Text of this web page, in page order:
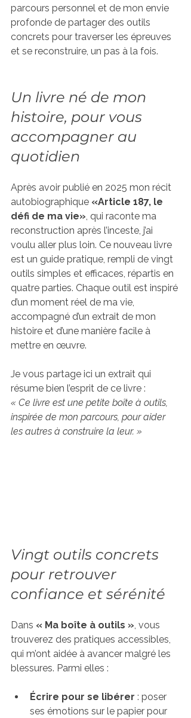
parcours personnel et de mon envie
profonde de partager des outils
concrets pour traverser les épreuves
et se reconstruire, un pas à la fois.
Un livre né de mon
histoire, pour vous
accompagner au
quotidien
Après avoir publié en 2025 mon récit
autobiographique «Article 187, le
défi de ma vie», qui raconte ma
reconstruction après l’inceste, j’ai
voulu aller plus loin. Ce nouveau livre
est un guide pratique, rempli de vingt
outils simples et efficaces, répartis en
quatre parties. Chaque outil est inspiré
d’un moment réel de ma vie,
accompagné d’un extrait de mon
histoire et d’une manière facile à
mettre en œuvre.
Je vous partage ici un extrait qui
résume bien l’esprit de ce livre :
« Ce livre est une petite boîte à outils,
inspirée de mon parcours, pour aider
les autres à construire la leur. »
Vingt outils concrets
pour retrouver
confiance et sérénité
Dans « Ma boîte à outils », vous
trouverez des pratiques accessibles,
qui m’ont aidée à avancer malgré les
blessures. Parmi elles :
Écrire pour se libérer : poser
ses émotions sur le papier pour